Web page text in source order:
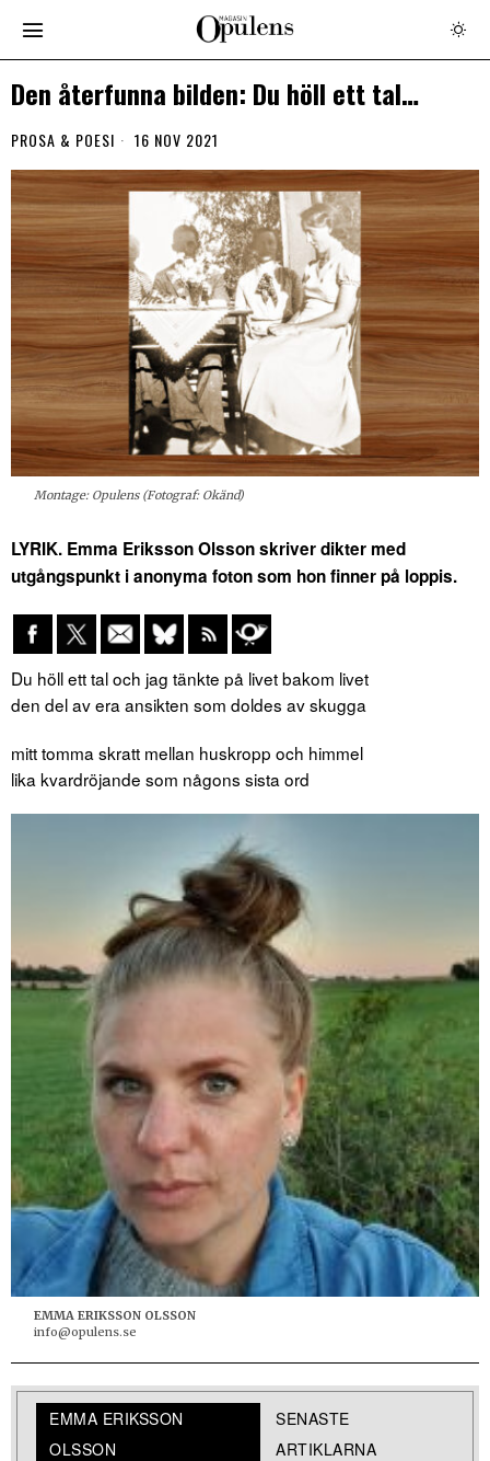
Den återfunna bilden: Du höll ett tal…
PROSA & POESI 16 NOV 2021
Montage: Opulens (Fotograf: Okänd)
LYRIK. Emma Eriksson Olsson skriver dikter med
utgångspunkt i anonyma foton som hon finner på loppis.
Du höll ett tal och jag tänkte på livet bakom livet
den del av era ansikten som doldes av skugga
mitt tomma skratt mellan huskropp och himmel
lika kvardröjande som någons sista ord
EMMA ERIKSSON OLSSON
info@opulens.se
EMMA ERIKSSON
OLSSON
SENASTE
ARTIKLARNA